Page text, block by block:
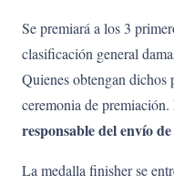
Se premiará a los 3
clasificación general
Quienes obtengan dichos
ceremonia de premiación.
responsable del envío
La medalla finisher se